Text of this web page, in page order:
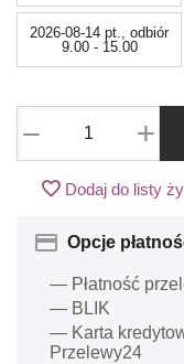
2026-08-14 pt., odbiór
9.00 - 15.00
+
−
Dodaj do listy
Opcje
— Płatność
— BLIK
— Karta
Przelewy24